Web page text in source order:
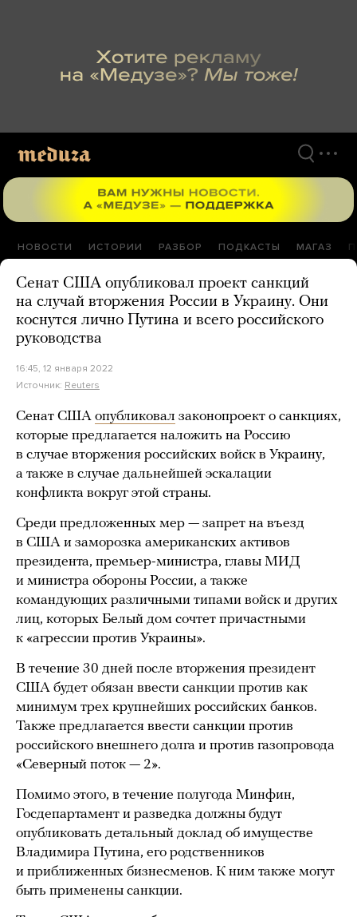
НОВОСТИ ИСТОРИИ РАЗБОР ПОДКАСТЫ МАГАЗ
Сенат США опубликовал проект санкций
на случай вторжения России в Украину. Они
коснутся лично Путина и всего российского
руководства
16:45, 12 января 2022
Источник: Reuters
Сенат США опубликовал законопроект о санкциях,
которые предлагается наложить на Россию
в случае вторжения российских войск в Украину,
а также в случае дальнейшей эскалации
конфликта вокруг этой страны.
Среди предложенных мер — запрет на въезд
в США и заморозка американских активов
президента, премьер-министра, главы МИД
и министра обороны России, а также
командующих различными типами войск и других
лиц, которых Белый дом сочтет причастными
к «агрессии против Украины».
В течение 30 дней после вторжения президент
США будет обязан ввести санкции против как
минимум трех крупнейших российских банков.
Также предлагается ввести санкции против
российского внешнего долга и против газопровода
«Северный поток — 2».
Помимо этого, в течение полугода Минфин,
Госдепартамент и разведка должны будут
опубликовать детальный доклад об имуществе
Владимира Путина, его родственников
и приближенных бизнесменов. К ним также могут
быть применены санкции.